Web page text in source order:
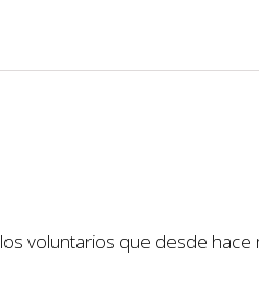
voluntarios que desde hace